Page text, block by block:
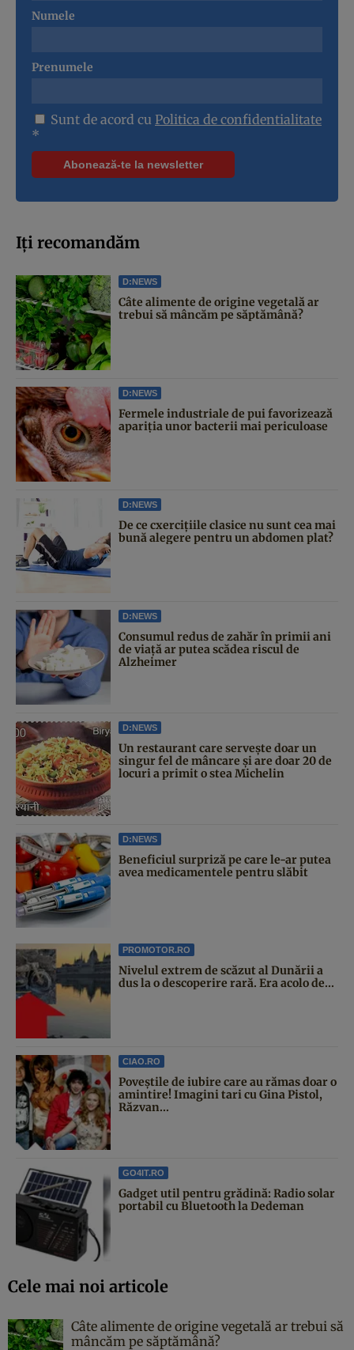
Numele
Prenumele
Sunt de acord cu Politica de confidentialitate
*
Iți recomandăm
D:NEWS
Câte alimente de origine vegetală ar
trebui să mâncăm pe săptămână?
D:NEWS
Fermele industriale de pui favorizează
apariția unor bacterii mai periculoase
D:NEWS
De ce cxercițiile clasice nu sunt cea mai
bună alegere pentru un abdomen plat?
D:NEWS
Consumul redus de zahăr în primii ani
de viață ar putea scădea riscul de
Alzheimer
D:NEWS
Un restaurant care servește doar un
singur fel de mâncare și are doar 20 de
locuri a primit o stea Michelin
D:NEWS
Beneficiul surpriză pe care le-ar putea
avea medicamentele pentru slăbit
PROMOTOR.RO
Nivelul extrem de scăzut al Dunării a
dus la o descoperire rară. Era acolo de...
CIAO.RO
Poveştile de iubire care au rămas doar o
amintire! Imagini tari cu Gina Pistol,
Răzvan...
GO4IT.RO
Gadget util pentru grădină: Radio solar
portabil cu Bluetooth la Dedeman
Cele mai noi articole
Câte alimente de origine vegetală ar trebui să
mâncăm pe săptămână?